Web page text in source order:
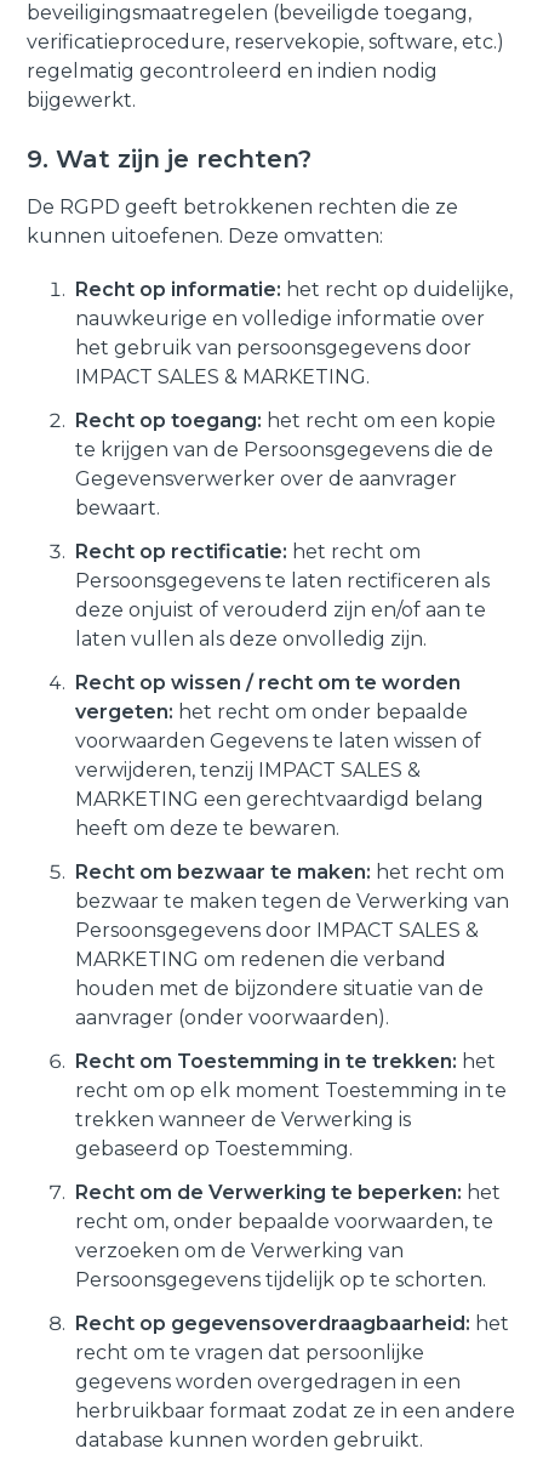
beveiligingsmaatregelen (beveiligde toegang,
verificatieprocedure, reservekopie, software, etc.)
regelmatig gecontroleerd en indien nodig
bijgewerkt.
9. Wat zijn je rechten?
De RGPD geeft betrokkenen rechten die ze
kunnen uitoefenen. Deze omvatten:
Recht op informatie: het recht op duidelijke,
nauwkeurige en volledige informatie over
het gebruik van persoonsgegevens door
IMPACT SALES & MARKETING.
Recht op toegang: het recht om een kopie
te krijgen van de Persoonsgegevens die de
Gegevensverwerker over de aanvrager
bewaart.
Recht op rectificatie: het recht om
Persoonsgegevens te laten rectificeren als
deze onjuist of verouderd zijn en/of aan te
laten vullen als deze onvolledig zijn.
Recht op wissen / recht om te worden
vergeten: het recht om onder bepaalde
voorwaarden Gegevens te laten wissen of
verwijderen, tenzij IMPACT SALES &
MARKETING een gerechtvaardigd belang
heeft om deze te bewaren.
Recht om bezwaar te maken: het recht om
bezwaar te maken tegen de Verwerking van
Persoonsgegevens door IMPACT SALES &
MARKETING om redenen die verband
houden met de bijzondere situatie van de
aanvrager (onder voorwaarden).
Recht om Toestemming in te trekken: het
recht om op elk moment Toestemming in te
trekken wanneer de Verwerking is
gebaseerd op Toestemming.
Recht om de Verwerking te beperken: het
recht om, onder bepaalde voorwaarden, te
verzoeken om de Verwerking van
Persoonsgegevens tijdelijk op te schorten.
Recht op gegevensoverdraagbaarheid: het
recht om te vragen dat persoonlijke
gegevens worden overgedragen in een
herbruikbaar formaat zodat ze in een andere
database kunnen worden gebruikt.